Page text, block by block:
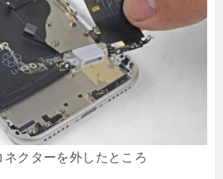
クターを外したところ